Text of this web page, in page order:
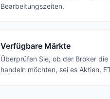
Bearbeitungszeiten.
Verfügbare Märkte
Überprüfen Sie, ob der Broker
handeln möchten, sei es Aktien,